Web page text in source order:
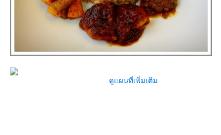
ดูแผนที่เพิ่มเติม